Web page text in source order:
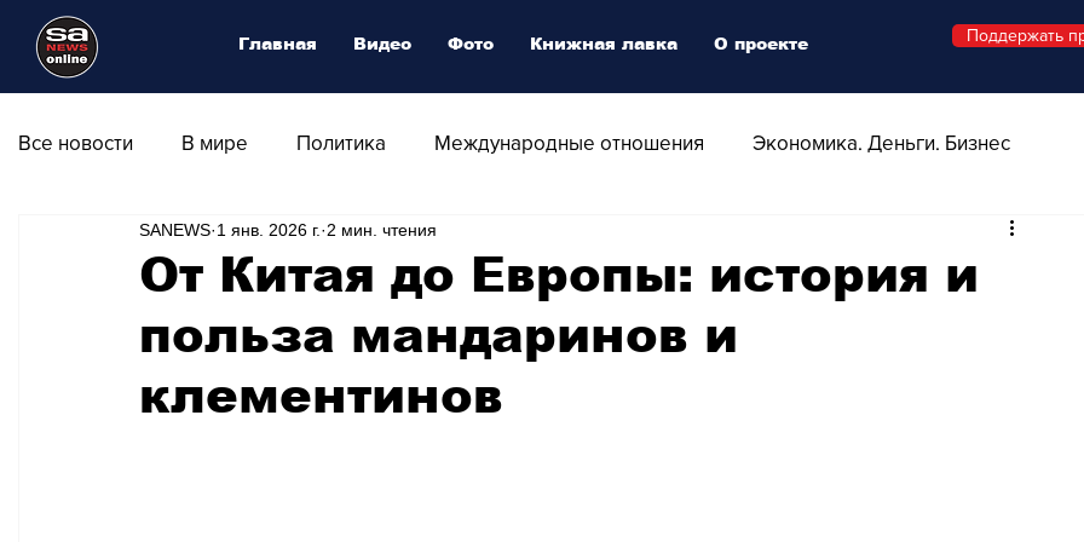
Все новости В мире Политика Международные отношения Экономика. Деньги. Бизнес
Общество Армия Аналитика
Транспорт Культура Магия искусства Swiss Афиша Стиль
От Китая до Европы: история и
польза мандаринов и
клементинов
SANEWS 1 янв. 2026 г. 2 мин. чтения
Главная Видео Фото Книжная лавка О проекте Поддержать